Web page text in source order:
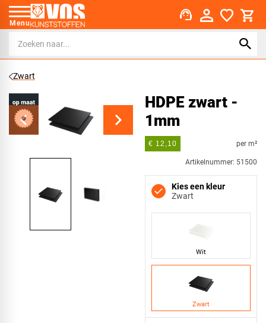
Menu support_agent
Zwart
HDPE zwart -
1mm
€ 12,10 per m²
Artikelnummer: 51500
Kies een kleur
Zwart
Wit
Zwart